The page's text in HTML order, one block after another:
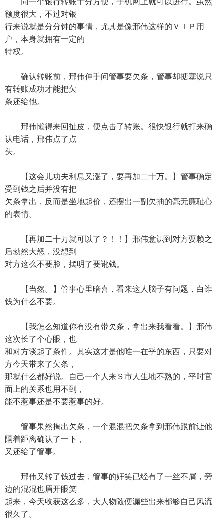
同一个银行转账十分方便，手机网上就可以进行。虽然
额度很大，不过对银
行来说就是分分钟的事情，尤其是像邢伟这样的ＶＩＰ用
户，本身就拥有一定的
特权。
确认转账前，邢伟伸手问管事要欠条，管事却搪塞说只
有转账成功才能把欠
条还给他。
邢伟懒得来回扯皮，便点击了转账。很快银行就打来确
认电话，邢伟点了点
头。
【这会儿功夫利息又涨了，要再加二十万。】管事确定
受到钱之后并没有把
欠条拿出，反而是坐地起价，还摆出一副欠抽的毫无廉耻心
的表情。
【再加二十万就可以了？！！】邢伟意识到对方耍赖之
后勃然大怒，没想到
对方这么不要脸，摆明了要讹钱。
【当然。】管事心里暗喜，看来这人脑子有问题，白诈
钱为什么不要。
【我怎么知道你有没有带欠条，拿出来我看看。】邢伟
这次长了个心眼，也
和对方谈起了条件。其实这才是他唯一在乎的东西，只要对
方今天带来了欠条，
那就什么都好说。自己一个人来Ｓ市人生地不熟的，平时官
面上的关系也用不到，
能不惹事还是不要惹事的好。
管事果然掏出欠条，一个混混把欠条拿到邢伟跟前让他
隔着距离确认了一下，
又还给了管事。
邢伟又转了钱过去，管事的奸笑已经有了一丝不屑，旁
边的混混也眉开眼笑
起来，今天收获这么多，大人物随便漏些出来都够自己风流
很久了。